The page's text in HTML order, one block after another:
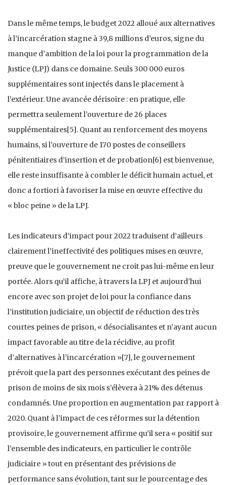
Dans le même temps, le budget 2022 alloué aux alternatives
à l’incarcération stagne à 39,8 millions d’euros, signe du
manque d’ambition de la loi pour la programmation de la
Justice (LPJ) dans ce domaine. Seuls 300 000 euros
supplémentaires sont injectés dans le placement à
l’extérieur. Une avancée dérisoire : en pratique, elle
permettra seulement l’ouverture de 26 places
supplémentaires[5]. Quant au renforcement des moyens
humains, si l’ouverture de 170 postes de conseillers
pénitentiaires d’insertion et de probation[6] est bienvenue,
elle reste insuffisante à combler le déficit humain actuel, et
donc a fortiori à favoriser la mise en œuvre effective du
« bloc peine » de la LPJ.
Les indicateurs d’impact pour 2022 traduisent d’ailleurs
clairement l’ineffectivité des politiques mises en œuvre,
preuve que le gouvernement ne croit pas lui-même en leur
portée. Alors qu’il affiche, à travers la LPJ et aujourd’hui
encore avec son projet de loi pour la confiance dans
l’institution judiciaire, un objectif de réduction des très
courtes peines de prison, « désocialisantes et n’ayant aucun
impact favorable au titre de la récidive, au profit
d’alternatives à l’incarcération »[7], le gouvernement
prévoit que la part des personnes exécutant des peines de
prison de moins de six mois s’élèvera à 21% des détenus
condamnés. Une proportion en augmentation par rapport à
2020. Quant à l’impact de ces réformes sur la détention
provisoire, le gouvernement affirme qu’il sera « positif sur
l’ensemble des indicateurs, en particulier le contrôle
judiciaire » tout en présentant des prévisions de
performance sans évolution, tant sur le pourcentage des